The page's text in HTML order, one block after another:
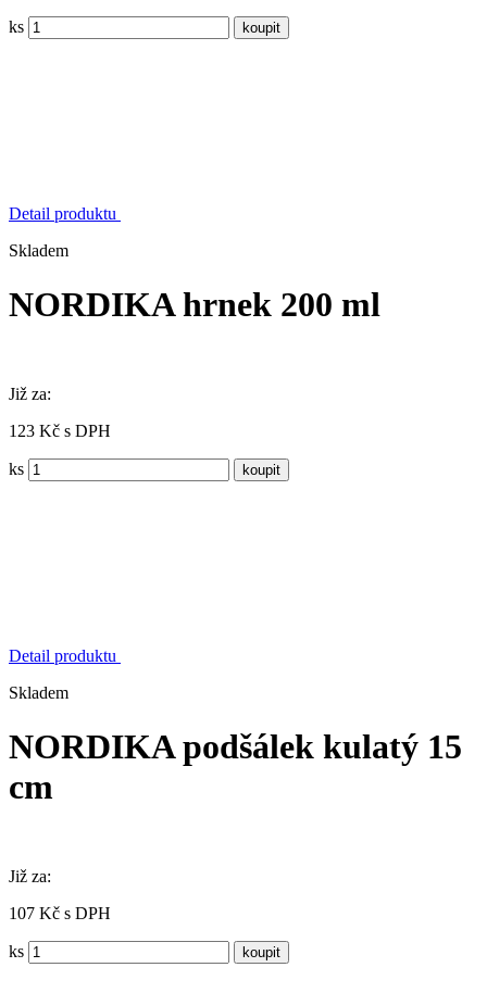
ks
Detail produktu
Skladem
NORDIKA hrnek 200 ml
Již za:
123 Kč s DPH
ks
Detail produktu
Skladem
NORDIKA podšálek kulatý 15
cm
Již za:
107 Kč s DPH
ks